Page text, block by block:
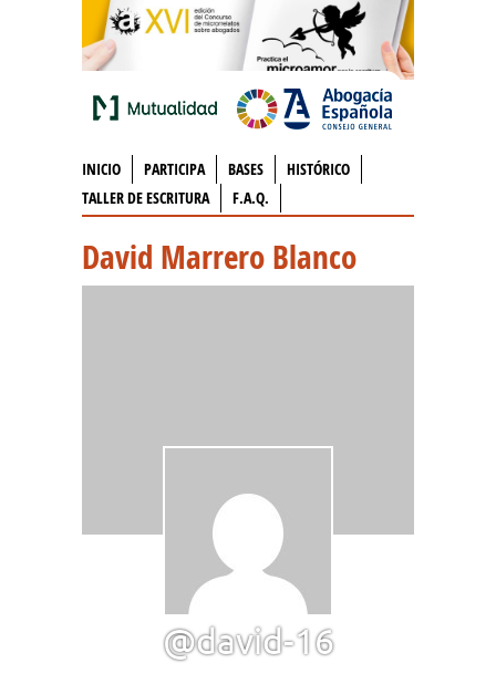
INICIO PARTICIPA BASES
HISTÓRICO
TALLER DE ESCRITURA
F.A.Q.
David Marrero Blanco
@david-16